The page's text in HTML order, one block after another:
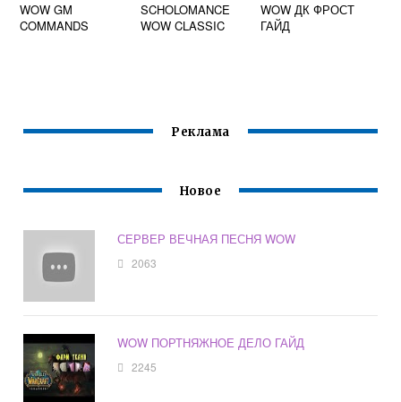
WOW GM
COMMANDS
SCHOLOMANCE
WOW CLASSIC
WOW ДК ФРОСТ
ГАЙД
Реклама
Новое
СЕРВЕР ВЕЧНАЯ ПЕСНЯ WOW
2063
WOW ПОРТНЯЖНОЕ ДЕЛО ГАЙД
2245